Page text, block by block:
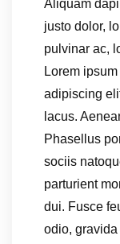
Aliquam
justo dolor,
pulvinar ac,
Lorem
adipiscing
lacus.
Phasellus
sociis
parturient
dui. Fusce
odio, gravida